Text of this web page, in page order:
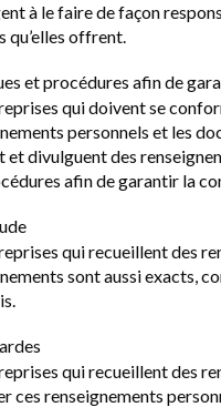
à le faire de façon
qu’elles offrent.
et procédures afin de
qui doivent se
personnels et les
et divulguent des
afin de garantir la
qui recueillent des
sont aussi exacts,
qui recueillent des
ces renseignements